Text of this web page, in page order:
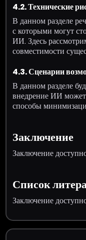
4.2. Технические
В данном разделе
с которыми могут
ИИ. Здесь
совместимости
4.3. Сценарии
В данном разделе
внедрение ИИ может
способы
Заключение
Заключение
Список
Заключение